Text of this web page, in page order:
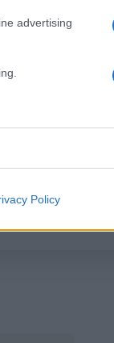
advertising
Policy